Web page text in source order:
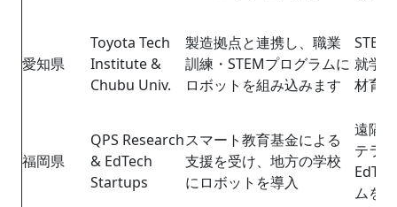
愛知県
Toyota Tech
Institute &
Chubu Univ.
製造拠点と連携し、職業
訓練・STEMプログラムに
ロボットを組み込みます
就学
材育
福岡県
QPS Research
& EdTech
Startups
スマート教育基金による
支援を受け、地方の学校
にロボットを導入
遠隔
テラ
ムを